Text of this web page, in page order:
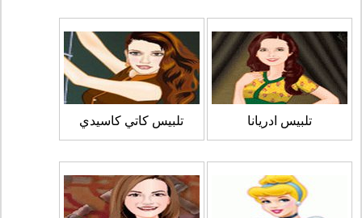
تلبيس ادريانا تلبيس كاتي كاسيدي